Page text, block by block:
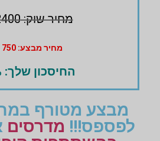
מחיר שוק: 2400 ₪
מחיר מבצע: 750 ₪
החיסכון שלך: 76%
מבצע מטורף
לפספס!!! מדרסים